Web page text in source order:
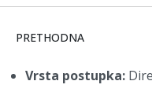
PRETHODNI ČLANAK:
PRETHODNA
Vrsta postupka: